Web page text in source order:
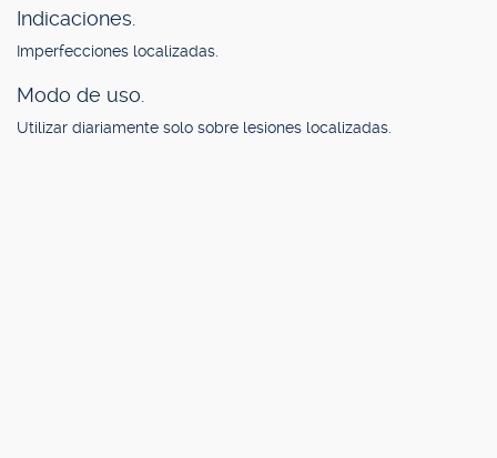
Indicaciones.
Imperfecciones localizadas.
Modo de uso.
Utilizar diariamente solo sobre lesiones localizadas.